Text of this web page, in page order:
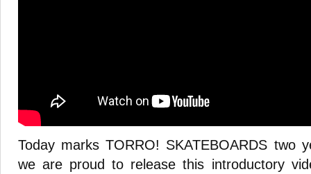
Today marks TORRO! SKATEBOARDS two
we are proud to release this introductory